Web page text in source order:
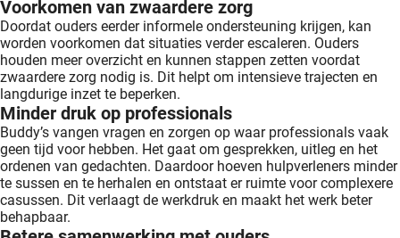
Voorkomen van zwaardere zorg
Doordat ouders eerder informele ondersteuning krijgen, kan
worden voorkomen dat situaties verder escaleren. Ouders
houden meer overzicht en kunnen stappen zetten voordat
zwaardere zorg nodig is. Dit helpt om intensieve trajecten en
langdurige inzet te beperken.
Minder druk op professionals
Buddy’s vangen vragen en zorgen op waar professionals vaak
geen tijd voor hebben. Het gaat om gesprekken, uitleg en het
ordenen van gedachten. Daardoor hoeven hulpverleners minder
te sussen en te herhalen en ontstaat er ruimte voor complexere
casussen. Dit verlaagt de werkdruk en maakt het werk beter
behapbaar.